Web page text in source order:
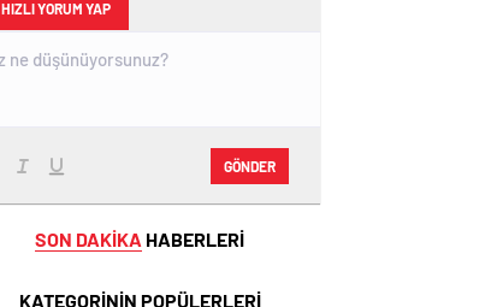
HIZLI YORUM YAP
GÖNDER
SON DAKİKA HABERLERİ
KATEGORİNİN POPÜLERLERİ